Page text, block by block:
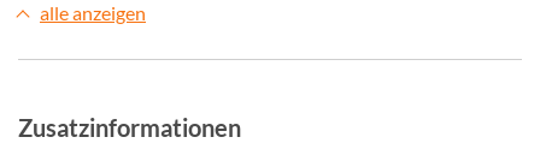
alle anzeigen
Zusatzinformationen